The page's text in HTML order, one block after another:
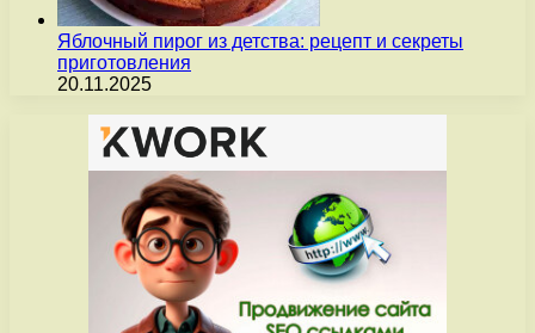
Яблочный пирог из детства: рецепт и секреты
приготовления
20.11.2025